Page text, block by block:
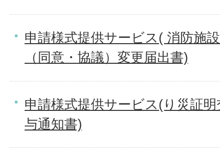
申請様式提供サービス( 消防施
（同意・協議）変更届出書)
申請様式提供サービス(り災証
与通知書)